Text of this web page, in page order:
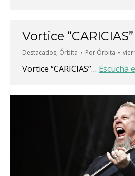
Vortice “CARICIAS”
Destacados, Órbita Por Órbita
Vortice “CARICIAS”… Escucha